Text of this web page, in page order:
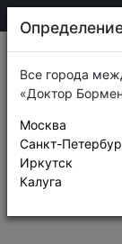
О компании
Все города
«Доктор
Москва
Санкт-
Иркутск
Калуга